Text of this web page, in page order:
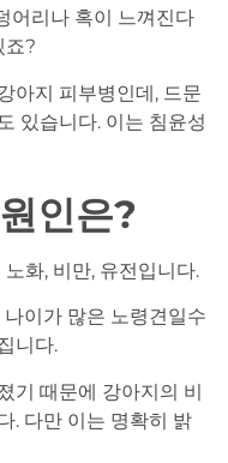
어리나 혹이 느껴진다
죠?
아지 피부병인데, 드문
있습니다. 이는 침윤성
인은?
화, 비만, 유전입니다.
이가 많은 노령견일수
니다.
기 때문에 강아지의 비
. 다만 이는 명확히 밝